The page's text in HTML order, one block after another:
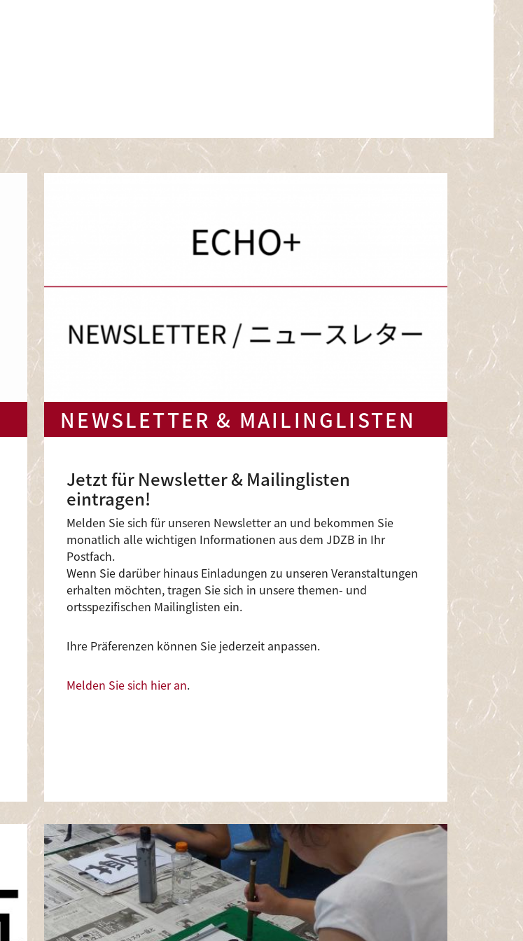
NEWSLETTER & MAILINGLISTEN
Jetzt für Newsletter & Mailinglisten
eintragen!
Melden Sie sich für unseren Newsletter an und bekommen Sie
monatlich alle wichtigen Informationen aus dem JDZB in Ihr
Postfach.
Wenn Sie darüber hinaus Einladungen zu unseren Veranstaltungen
erhalten möchten, tragen Sie sich in unsere themen- und
ortsspezifischen Mailinglisten ein.
Ihre Präferenzen können Sie jederzeit anpassen.
Melden Sie sich hier an.